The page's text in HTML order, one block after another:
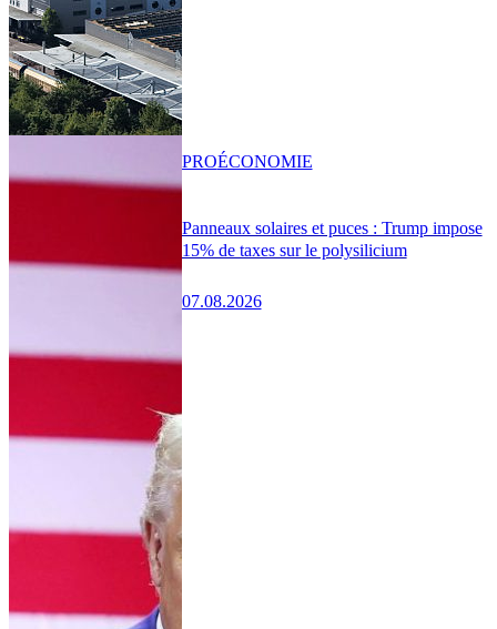
Panneaux solaires et puces : Trump impose
15% de taxes sur le polysilicium
07.08.2026
PROÉCONOMIE